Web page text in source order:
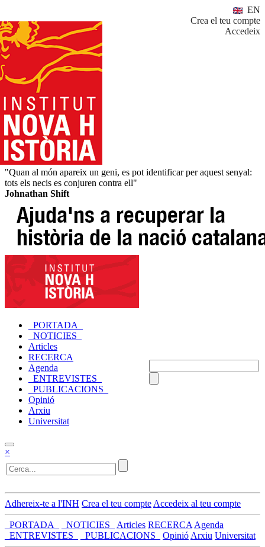
EN
Crea el teu compte
Accedeix
"Quan al món apareix un geni, es pot identificar per aquest senyal:
tots els necis es conjuren contra ell"
Johnathan Shift
_PORTADA_
_NOTICIES_
Articles
RECERCA
Agenda
_ENTREVISTES_
_PUBLICACIONS_
Opinió
Arxiu
Universitat
×
Adhereix-te a l'INH Crea el teu compte Accedeix al teu compte
_PORTADA_ _NOTICIES_ Articles RECERCA Agenda
_ENTREVISTES_
_PUBLICACIONS_ Opinió Arxiu Universitat